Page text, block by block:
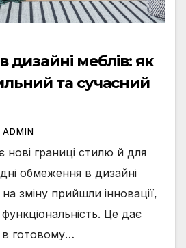
дизайні меблів: як
та сучасний
ADMIN
нові границі стилю й для
обмеження в дизайні
зміну прийшли інновації,
Це дає
в готовому…